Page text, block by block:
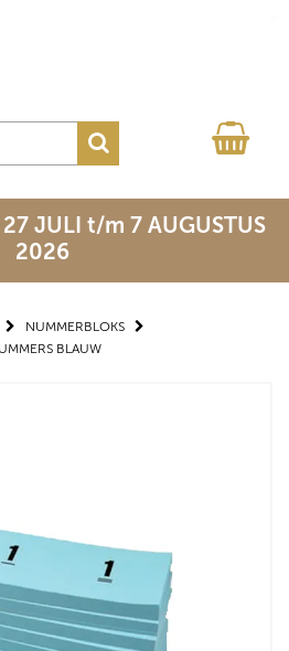
JULI t/m 7 AUGUSTUS
2026
NUMMERBLOKS
BLAUW